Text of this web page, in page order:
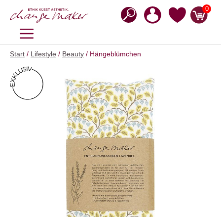
Inhalt
0
MENÜ
Start / Lifestyle / Beauty / Hängeblümchen